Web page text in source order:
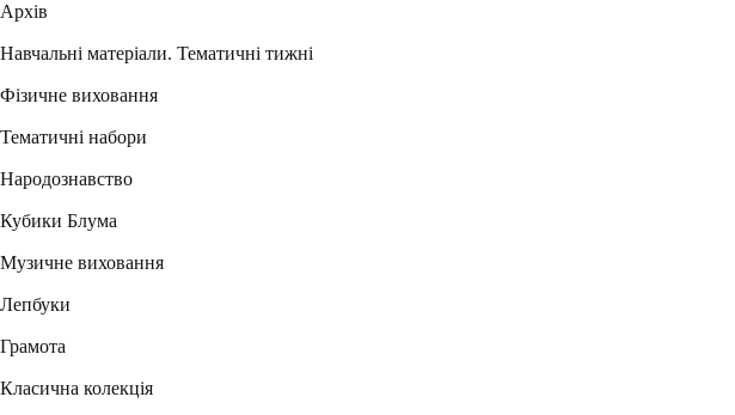
Архів
Навчальні матеріали. Тематичні тижні
Фізичне виховання
Тематичні набори
Народознавство
Кубики Блума
Музичне виховання
Лепбуки
Грамота
Класична колекція